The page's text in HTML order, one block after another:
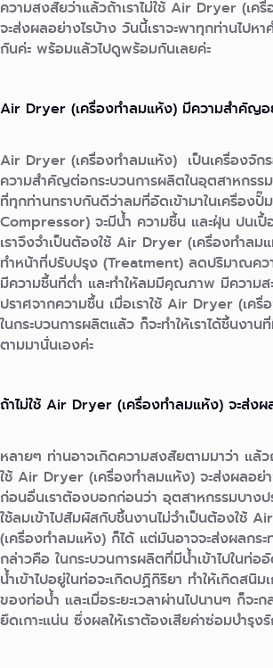
ความสงสัยว่าแล้วถ้าเราไม่ใช้ Air Dryer (เค
จะส่งผลอย่างไรบ้าง วันนี้เราจะพาทุกท่านไปห
กันค่ะ พร้อมแล้วไปดูพร้อมกันเลยค่ะ
Air Dryer (เครื่องทำลมแห้ง) มีความสำคัญอ
Air Dryer (เครื่องทำลมแห้ง) เป็นเครื่องจัก
ความสำคัญต่อกระบวนการผลิตในอุตสาหกรร
ที่ทุกท่านทราบกันดีว่าลมที่อัดเข้ามาในเครื่อง
Compressor) จะมีน้ำ ความชื้น และฝุ่น ปนเปื้
เราจึงจำเป็นต้องใช้ Air Dryer (เครื่องทำลมแ
ทำหน้าที่ปรับปรุง (Treatment) ลดปริมาณคว
มีความชื้นที่ต่ำ และทำให้ลมมีคุณภาพ มีความส
ปราศจากความชื้น เมื่อเราใช้ Air Dryer (เครื่
ในกระบวนการผลิตแล้ว ก็จะทำให้เราได้ชิ้นงา
ตามมานั่นเองค่ะ
ถ้าไม่ใช้ Air Dryer (เครื่องทำลมแห้ง) จะส่งผ
หลายๆ ท่านอาจเกิดความสงสัยตามมาว่า แล้ว
ใช้ Air Dryer (เครื่องทำลมแห้ง) จะส่งผลอย่
ก่อนอื่นเราต้องบอกก่อนว่า อุตสาหกรรมบางป
ใช้ลมเข้าไปสัมผัสกับชิ้นงานไม่จำเป็นต้องใช้
(เครื่องทำลมแห้ง) ก็ได้ แต่มันอาจจะส่งผลกระท
กล่าวคือ ในกระบวนการผลิตที่มีน้ำเข้าไปในท่อ
น้ำเข้าไปอยู่ในท่อจะเกิดปฏิกิริยา ทำให้เกิดสนิม
ของท่อน้ำ และเมื่อระยะเวลาผ่านไปนานๆ ก็จะ
ยึดเกาะแน่น ซึ่งผลให้เราต้องเสียค่าซ่อมบำรุง